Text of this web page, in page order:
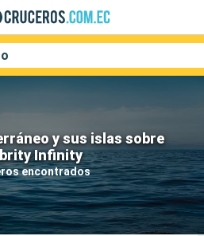
y sus islas sobre
Infinity
encontrados
Compañías